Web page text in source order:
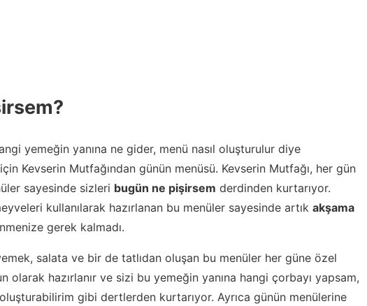
yemeğin yanına ne gider, menü nasıl oluşturulur diye
Kevserin Mutfağından günün menüsü. Kevserin Mutfağı, her gün
sayesinde sizleri bugün ne pişirsem derdinden kurtarıyor.
kullanılarak hazırlanan bu menüler sayesinde artık akşama
gerek kalmadı.
salata ve bir de tatlıdan oluşan bu menüler her güne özel
olarak hazırlanır ve sizi bu yemeğin yanına hangi çorbayı yapsam,
gibi dertlerden kurtarıyor. Ayrıca günün menülerine